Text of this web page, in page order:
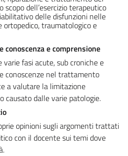
dell’esercizio terapeutico
delle disfunzioni nelle
traumatologico e
conoscenza e comprensione
varie fasi acute, sub croniche e
conoscenze nel trattamento
a valutare la limitazione
causato dalle varie patologie.
opinioni sugli argomenti trattati
con il docente sui temi dove